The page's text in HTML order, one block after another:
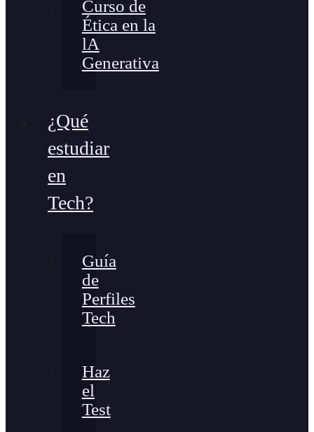
Curso de
Ética en la
lA
Generativa
¿Qué
estudiar
en
Tech?
Guía
de
Perfiles
Tech
Haz
el
Test